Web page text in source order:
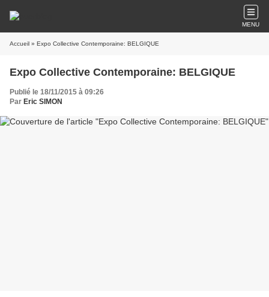
MENU
Accueil » Expo Collective Contemporaine: BELGIQUE
Expo Collective Contemporaine: BELGIQUE
Publié le 18/11/2015 à 09:26
Par Eric SIMON